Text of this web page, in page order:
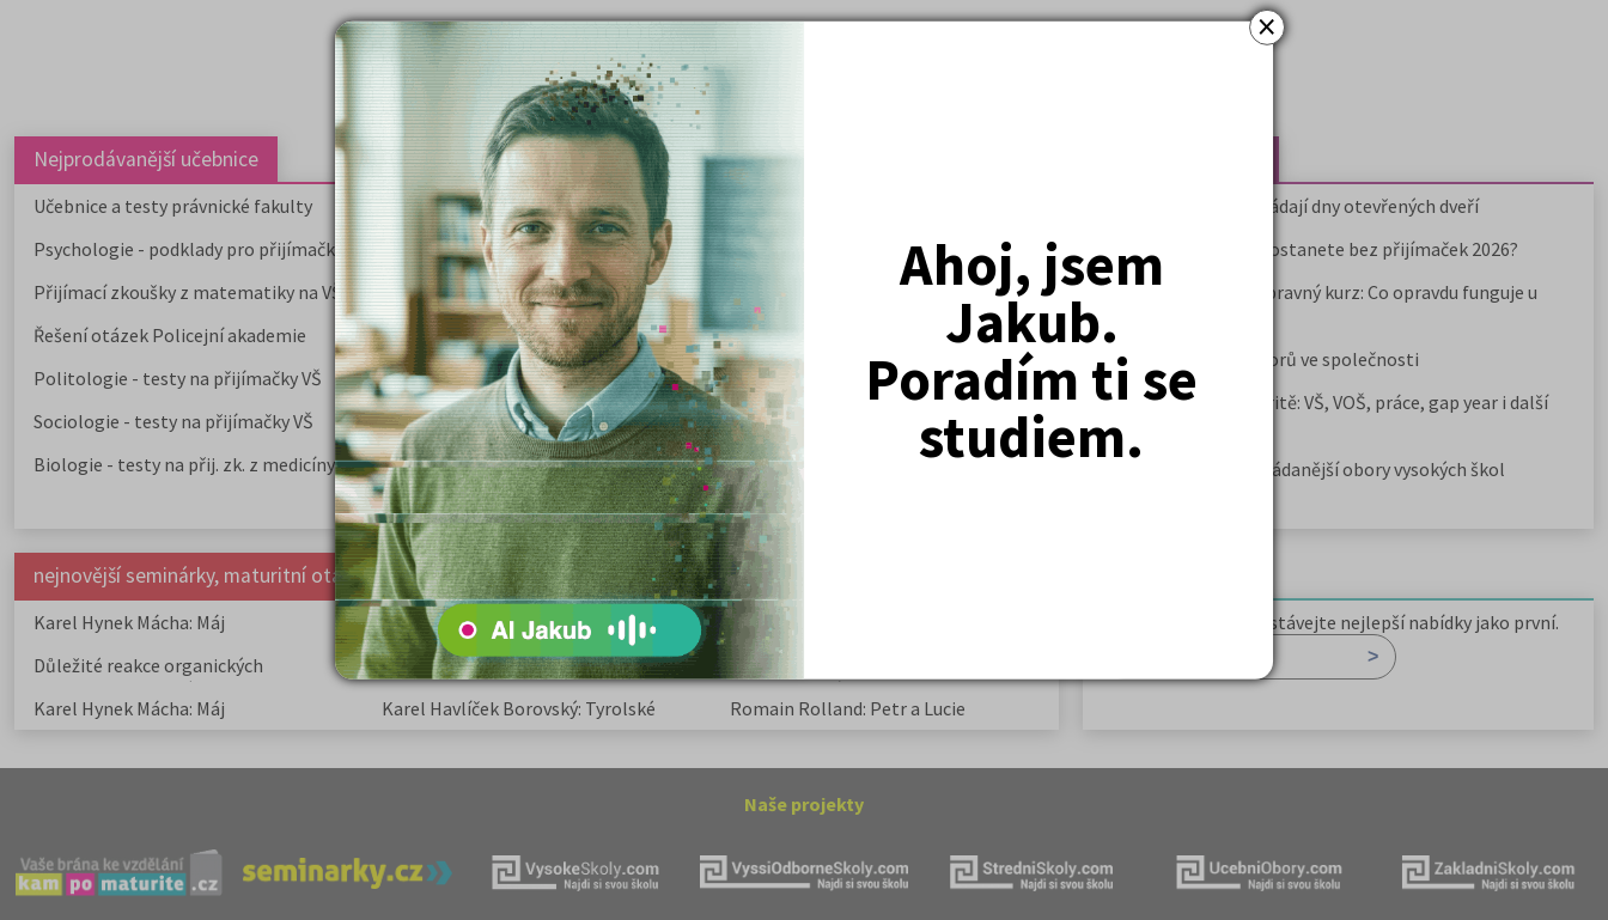
×
Ahoj, jsem
Jakub.
Poradím ti se
studiem.
Nejprodávanější učebnice
Učebnice a testy právnické fakulty
Psychologie - podklady pro přijímačky
Přijímací zkoušky z matematiky na VŠE Praha
Řešení otázek Policejní akademie
Politologie - testy na přijímačky VŠ
Sociologie - testy na přijímačky VŠ
Biologie - testy na přij. zk. z medicíny
Nejžádanější kurzy
Právnické fakulty
Psychologie
Lékařské fakulty, farmacie
Společenské a human. vědy
Ekonomické fakulty
Žurnalistika
Politologie a mezinár. vztahy
Policejní akademie
Kdy vysoké školy pořádají dny otevřených dveří
Na které fakulty se dostanete bez přijímaček 2026?
Samostudium vs. přípravný kurz: Co opravdu funguje u
Prestiž a vnímání oborů ve společnosti
Rozcestník po maturitě: VŠ, VOŠ, práce, gap year i další
možnosti
Jak se dostat na nejžádanější obory vysokých škol
nejnovější seminárky, maturitní otázky a čtenářsky deník
Karel Hynek Mácha: Máj
Karel Havlíček Borovský: Tyrolské
elegie
Kritika hry M. L. King v Salesiánském
divadle
Důležité reakce organických
sloučenin a jejich význam
Zákonitosti v elektronové struktuře
Základní charakteristiky obyvatelstva
a geografie sídel
Karel Hynek Mácha: Máj
Karel Havlíček Borovský: Tyrolské
Romain Rolland: Petr a Lucie
Zaregistrujte se a dostávejte nejlepší nabídky jako první.
Naše projekty